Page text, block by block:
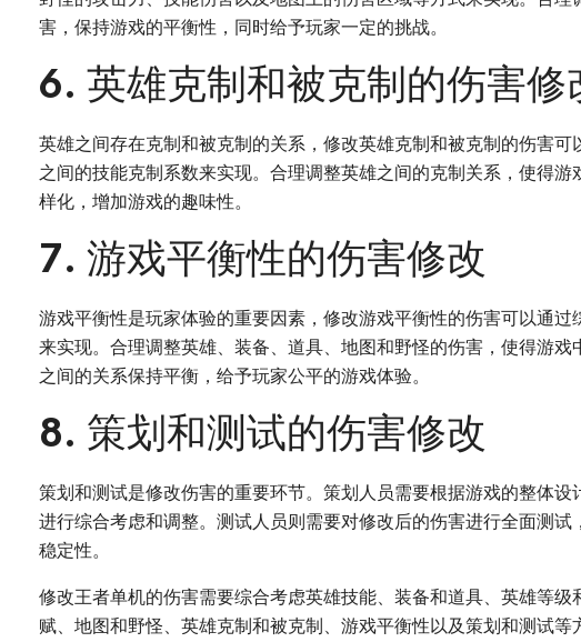
害，保持游戏的平衡性，同时给予玩家一定的挑战。
6. 英雄克制和被克制的伤害修
英雄之间存在克制和被克制的关系，修改英雄克制和被克制的伤害可
之间的技能克制系数来实现。合理调整英雄之间的克制关系，使得游
样化，增加游戏的趣味性。
7. 游戏平衡性的伤害修改
游戏平衡性是玩家体验的重要因素，修改游戏平衡性的伤害可以通过
来实现。合理调整英雄、装备、道具、地图和野怪的伤害，使得游戏
之间的关系保持平衡，给予玩家公平的游戏体验。
8. 策划和测试的伤害修改
策划和测试是修改伤害的重要环节。策划人员需要根据游戏的整体设
进行综合考虑和调整。测试人员则需要对修改后的伤害进行全面测试
稳定性。
修改王者单机的伤害需要综合考虑英雄技能、装备和道具、英雄等级
赋、地图和野怪、英雄克制和被克制、游戏平衡性以及策划和测试等